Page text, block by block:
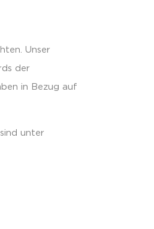
Unser
der
in Bezug auf
unter